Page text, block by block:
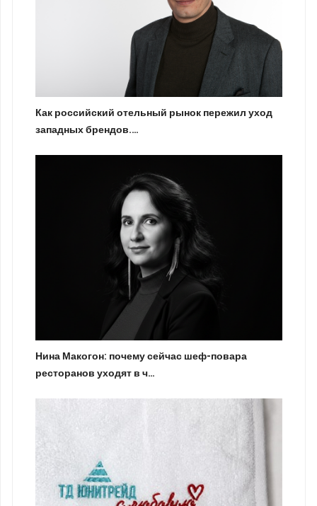
Как российский отельный рынок пережил уход
западных брендов.…
Нина Макогон: почему сейчас шеф-повара
ресторанов уходят в ч…